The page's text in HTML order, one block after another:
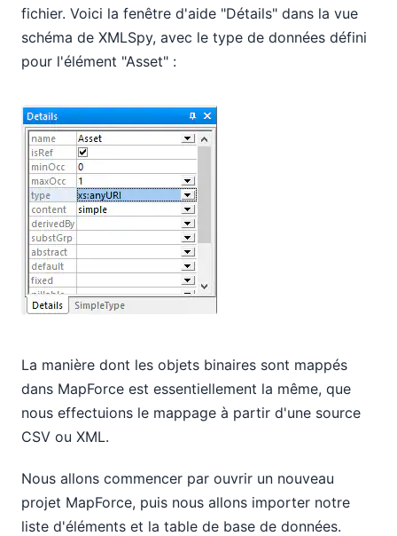
fichier. Voici la fenêtre d'aide "Détails" dans la vue
schéma de XMLSpy, avec le type de données défini
pour l'élément "Asset" :
La manière dont les objets binaires sont mappés
dans MapForce est essentiellement la même, que
nous effectuions le mappage à partir d'une source
CSV ou XML.
Nous allons commencer par ouvrir un nouveau
projet MapForce, puis nous allons importer notre
liste d'éléments et la table de base de données.